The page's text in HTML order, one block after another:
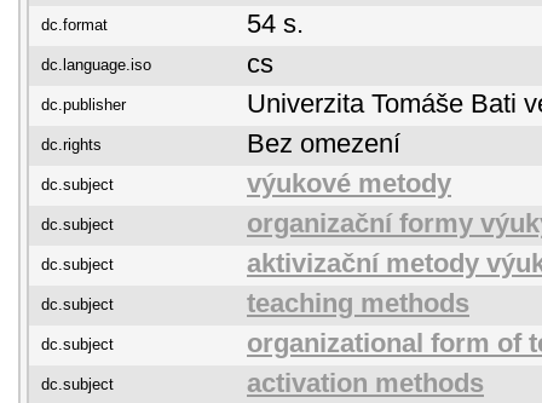
dc.format 54 s.
dc.language.iso cs
dc.publisher Univerzita Tomáše Bati
dc.rights Bez omezení
dc.subject výukové metody
dc.subject organizační formy
dc.subject aktivizační metody
dc.subject teaching methods
dc.subject organizational form of
dc.subject activation methods